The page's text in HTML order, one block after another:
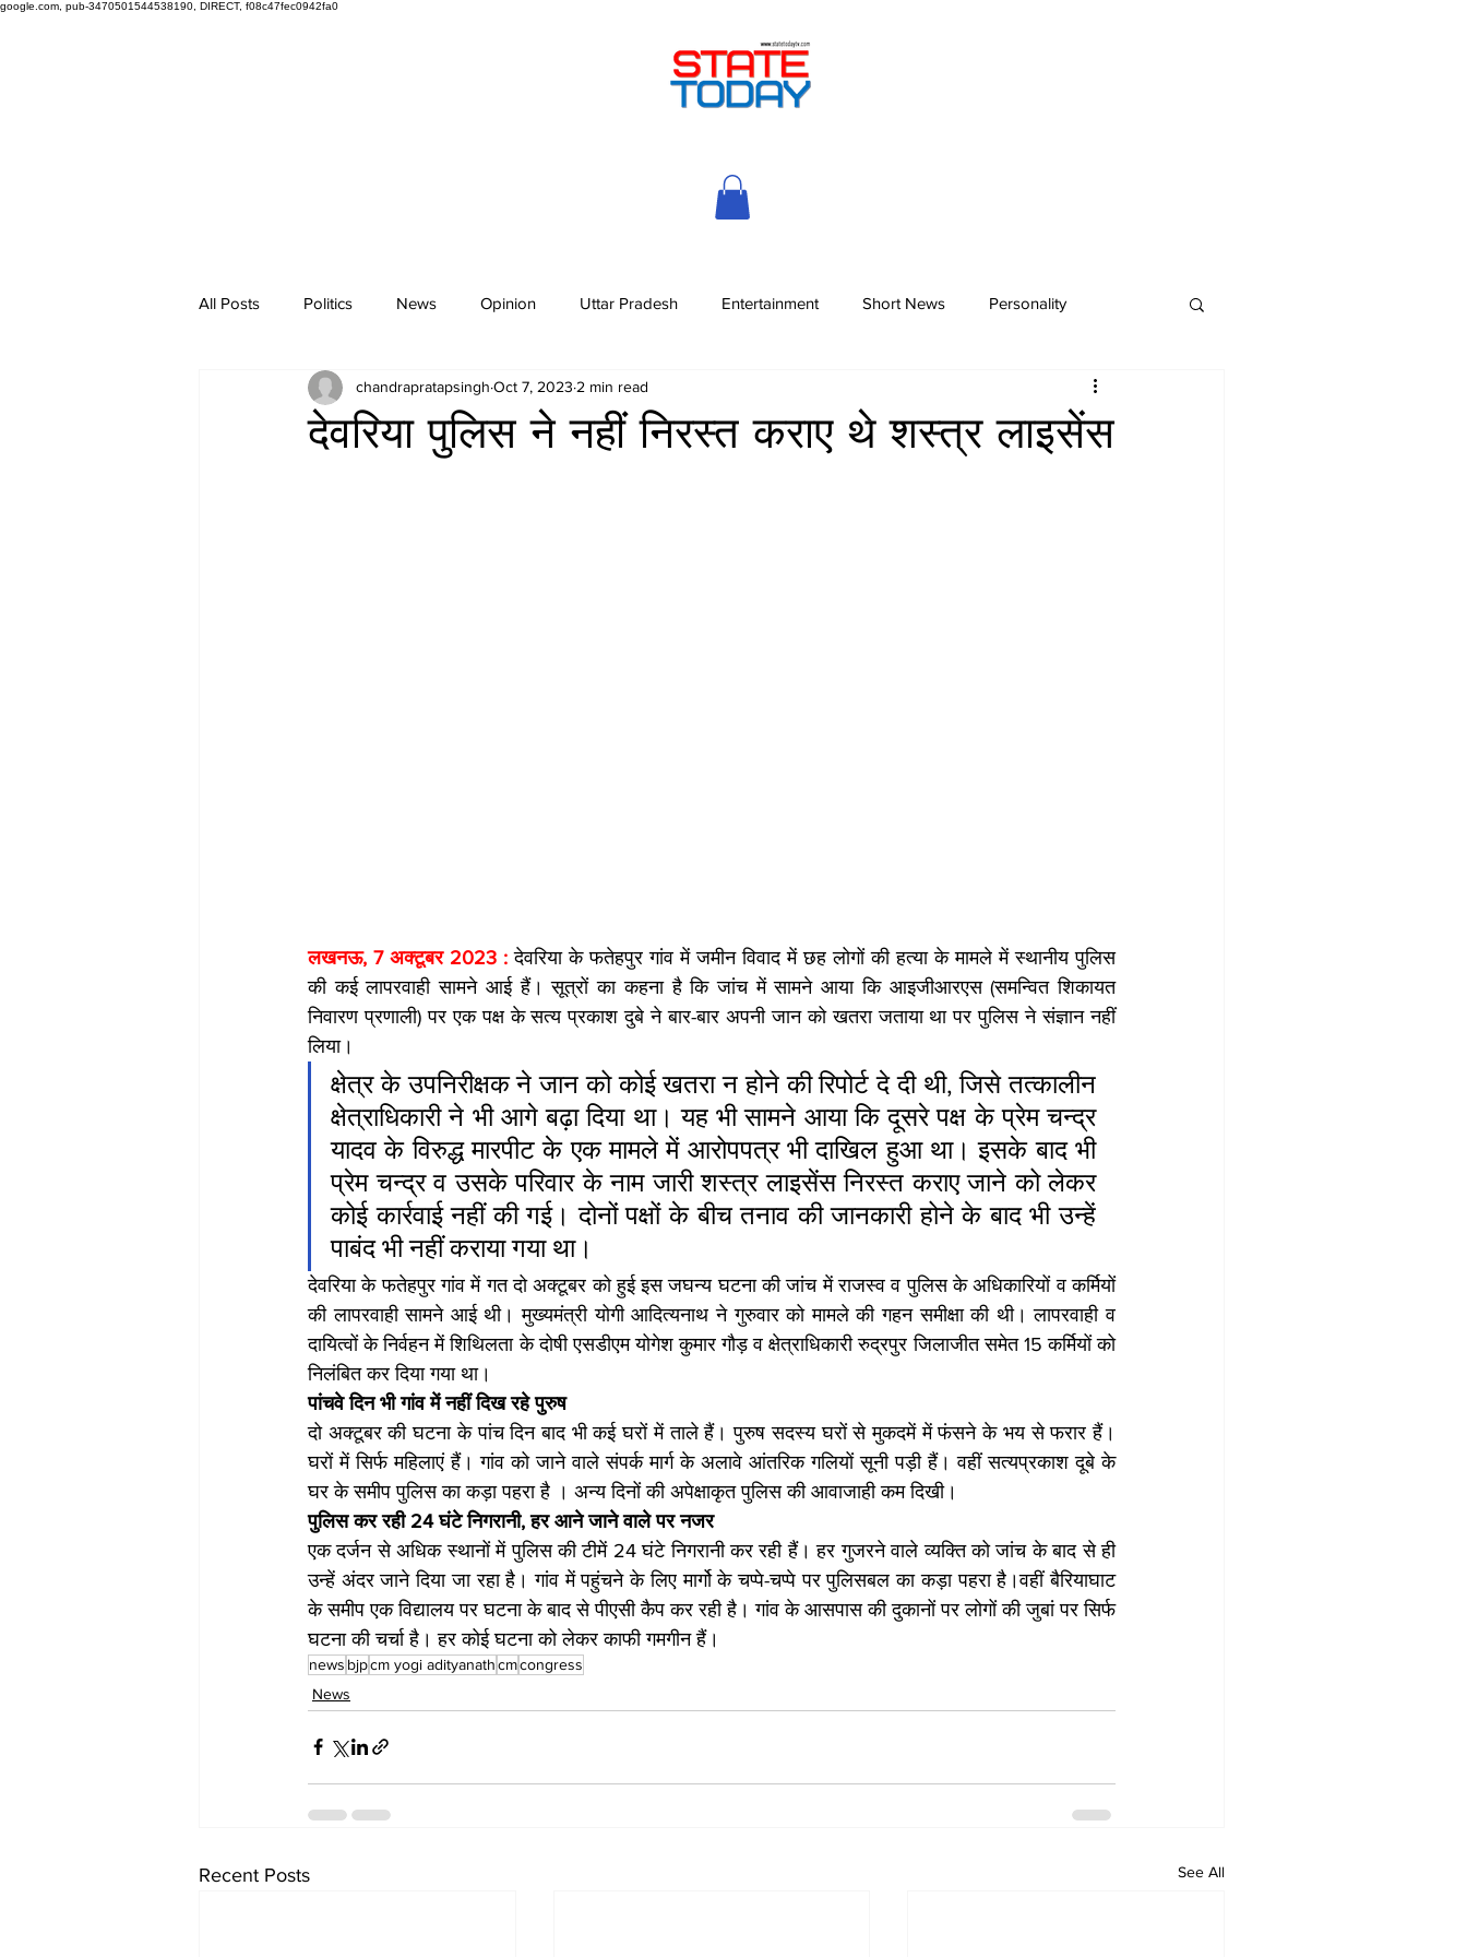
google.com, pub-3470501544538190, DIRECT, f08c47fec0942fa0
All Posts Politics News Opinion Uttar Pradesh Entertainment Short News Personality
देवरिया पुलिस ने नहीं निरस्त कराए थे शस्त्र लाइसेंस
chandrapratapsingh Oct 7, 2023 2 min read
लखनऊ, 7 अक्टूबर 2023 : देवरिया के फतेहपुर गांव में जमीन विवाद में छह लोगों की हत्या के मामले में स्थानीय पुलिस
की कई लापरवाही सामने आई हैं। सूत्रों का कहना है कि जांच में सामने आया कि आइजीआरएस (समन्वित शिकायत
निवारण प्रणाली) पर एक पक्ष के सत्य प्रकाश दुबे ने बार-बार अपनी जान को खतरा जताया था पर पुलिस ने संज्ञान नहीं
लिया।
क्षेत्र के उपनिरीक्षक ने जान को कोई खतरा न होने की रिपोर्ट दे दी थी, जिसे तत्कालीन
क्षेत्राधिकारी ने भी आगे बढ़ा दिया था। यह भी सामने आया कि दूसरे पक्ष के प्रेम चन्द्र
यादव के विरुद्ध मारपीट के एक मामले में आरोपपत्र भी दाखिल हुआ था। इसके बाद भी
प्रेम चन्द्र व उसके परिवार के नाम जारी शस्त्र लाइसेंस निरस्त कराए जाने को लेकर
कोई कार्रवाई नहीं की गई। दोनों पक्षों के बीच तनाव की जानकारी होने के बाद भी उन्हें
पाबंद भी नहीं कराया गया था।
देवरिया के फतेहपुर गांव में गत दो अक्टूबर को हुई इस जघन्य घटना की जांच में राजस्व व पुलिस के अधिकारियों व कर्मियों
की लापरवाही सामने आई थी। मुख्यमंत्री योगी आदित्यनाथ ने गुरुवार को मामले की गहन समीक्षा की थी। लापरवाही व
दायित्वों के निर्वहन में शिथिलता के दोषी एसडीएम योगेश कुमार गौड़ व क्षेत्राधिकारी रुद्रपुर जिलाजीत समेत 15 कर्मियों को
निलंबित कर दिया गया था।
पांचवे दिन भी गांव में नहीं दिख रहे पुरुष
दो अक्टूबर की घटना के पांच दिन बाद भी कई घरों में ताले हैं। पुरुष सदस्य घरों से मुकदमें में फंसने के भय से फरार हैं।
घरों में सिर्फ महिलाएं हैं। गांव को जाने वाले संपर्क मार्ग के अलावे आंतरिक गलियों सूनी पड़ी हैं। वहीं सत्यप्रकाश दूबे के
घर के समीप पुलिस का कड़ा पहरा है । अन्य दिनों की अपेक्षाकृत पुलिस की आवाजाही कम दिखी।
पुल‍िस कर रही 24 घंटे न‍िगरानी, हर आने जाने वाले पर नजर
एक दर्जन से अधिक स्थानों में पुलिस की टीमें 24 घंटे निगरानी कर रही हैं। हर गुजरने वाले व्यक्ति को जांच के बाद से ही
उन्हें अंदर जाने दिया जा रहा है। गांव में पहुंचने के लिए मार्गो के चप्पे-चप्पे पर पुलिसबल का कड़ा पहरा है।वहीं बैरियाघाट
के समीप एक विद्यालय पर घटना के बाद से पीएसी कैप कर रही है। गांव के आसपास की दुकानों पर लोगों की जुबां पर सिर्फ
घटना की चर्चा है। हर कोई घटना को लेकर काफी गमगीन हैं।
news bjpcm yogi adityanathcmcongress
News
Recent Posts See All